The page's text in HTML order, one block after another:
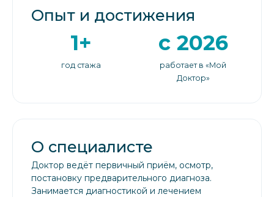
Опыт и достижения
1+
год стажа
с 2026
работает в «Мой
Доктор»
О специалисте
Доктор ведёт первичный приём, осмотр,
постановку предварительного диагноза.
Занимается диагностикой и лечением